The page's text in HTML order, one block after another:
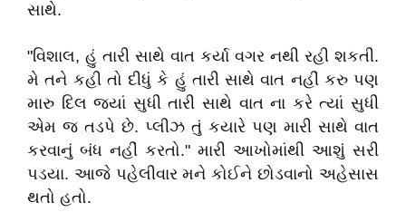
સાથે.
"વિશાલ, હું તારી સાથે વાત કર્યા વગર નથી રહી શકતી.
મે તને કહી તો દીધું કે હું તારી સાથે વાત નહીં કરુ પણ
મારુ દિલ જયાં સુધી તારી સાથે વાત ના કરે ત્યાં સુધી
એમ જ તડપે છે. પ્લીઝ તું કયારે પણ મારી સાથે વાત
કરવાનું બંધ નહીં કરતો." મારી આખોમાંથી આશું સરી
પડયા. આજે પહેલીવાર મને કોઈને છોડવાનો અહેસાસ
થતો હતો.